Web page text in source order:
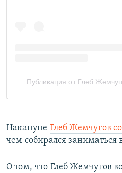
Накануне Глеб Жемчугов
чем собирался заниматься
О том, что Глеб Жемчугов